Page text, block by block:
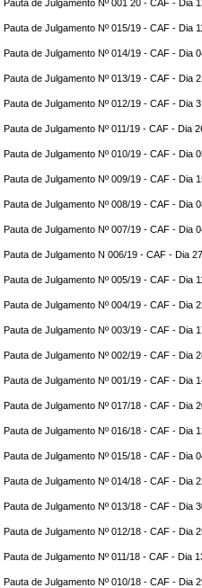
Pauta de Julgamento Nº 001 20 - CAF - Dia
Pauta de Julgamento Nº 015/19 - CAF - Dia
Pauta de Julgamento Nº 014/19 - CAF - Dia
Pauta de Julgamento Nº 013/19 - CAF - Dia
Pauta de Julgamento Nº 012/19 - CAF - Dia
Pauta de Julgamento Nº 011/19 - CAF - Dia
Pauta de Julgamento Nº 010/19 - CAF - Dia
Pauta de Julgamento Nº 009/19 - CAF - Dia
Pauta de Julgamento Nº 008/19 - CAF - Dia
Pauta de Julgamento Nº 007/19 - CAF - Dia
Pauta de Julgamento N 006/19 - CAF - Dia
Pauta de Julgamento Nº 005/19 - CAF - Dia
Pauta de Julgamento Nº 004/19 - CAF - Dia
Pauta de Julgamento Nº 003/19 - CAF - Dia
Pauta de Julgamento Nº 002/19 - CAF - Dia
Pauta de Julgamento Nº 001/19 - CAF - Dia
Pauta de Julgamento Nº 017/18 - CAF - Dia
Pauta de Julgamento Nº 016/18 - CAF - Dia
Pauta de Julgamento Nº 015/18 - CAF - Dia
Pauta de Julgamento Nº 014/18 - CAF - Dia
Pauta de Julgamento Nº 013/18 - CAF - Dia
Pauta de Julgamento Nº 012/18 - CAF - Dia
Pauta de Julgamento Nº 011/18 - CAF - Dia
Pauta de Julgamento Nº 010/18 - CAF - Dia